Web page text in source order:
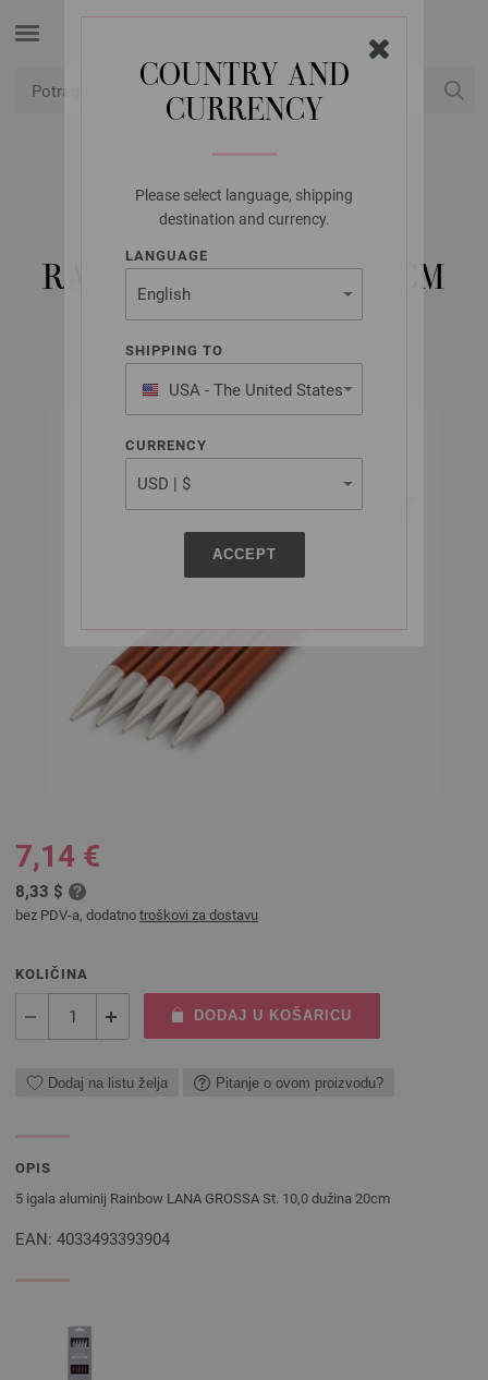
COUNTRY AND
CURRENCY
Please select language, shipping
destination and currency.
LANGUAGE
SHIPPING TO
USA - The United States
of America
CURRENCY
ACCEPT
LANA GROSSA
5 IGALA ALUMINIJ
RAINBOW ST. 10,0/20CM
7,14 €
8,33 $
bez PDV-a, dodatno troškovi za dostavu
KOLIČINA
DODAJ U KOŠARICU
Dodaj na listu želja Pitanje o ovom proizvodu?
OPIS
5 igala aluminij Rainbow LANA GROSSA St. 10,0 dužina 20cm
EAN: 4033493393904